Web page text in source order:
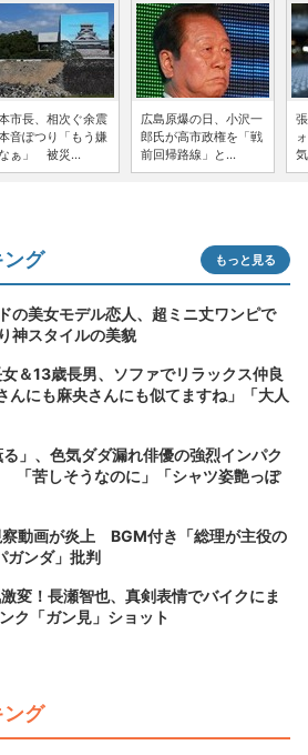
市長、相次ぐ余震
音ぽつり「もう嫌
ぁ」 被災...
広島原爆の日、小沢一
郎氏が高市政権を「戦
前回帰路線」と...
ング もっと見る
の美女モデル恋人、超ミニ丈ワンピで
神スタイルの美貌
＆13歳長男、ソファでリラックス仲良
にも麻央さんにも似てますね」「大人
」、色気ダダ漏れ俳優の強烈インパク
「苦しそうなのに」「シャツ姿艶っぽ
察動画が炎上 BGM付き「総理が主役の
ガンダ」批判
変！長瀬智也、真剣表情でバイクにま
ク「ガン見」ショット
ング